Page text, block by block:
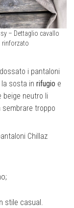
– Dettaglio cavallo
rinforzato
i pantaloni
sosta in rifugio e
beige neutro li
sembrare troppo
Chillaz
stile casual.